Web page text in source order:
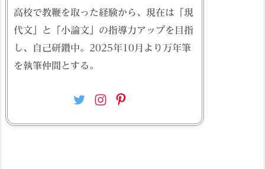
高校で教鞭を取った経験から、現在は「現
代文」と「小論文」の指導力アップを目指
し、自己研鑽中。2025年10月より万年筆
を執筆仲間とする。